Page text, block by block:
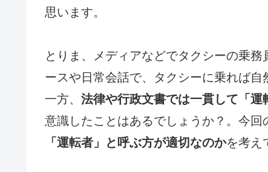
思います。
とりま、メディアなどでタクシーの乗
ースや日常会話で、タクシーに乗れば自
一方、 法律や行政文書では一貫して「運
意識したことはあるでしょうか？。今回
「運転者」と呼ぶ方が適切なのかを考え